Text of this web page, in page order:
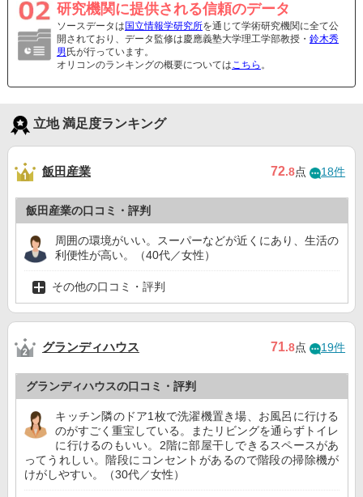
研究機関に提供される信頼のデータ
ソースデータは 国立情報学研究所を通じて学術研究機関に全て公
開されており、データ監修は慶應義塾大学理工学部教授・ 鈴木秀
男 氏が行っています。
オリコンのランキングの概要についてはこちら 。
立地 満足度ランキング
飯田産業 72.8点 18件
飯田産業の口コミ・評判
周囲の環境がいい。スーパーなどが近くにあり、生活の
利便性が高い。（40代／女性）
その他の口コミ・評判
グランディハウス 71.8点 19件
グランディハウスの口コミ・評判
キッチン隣のドア1枚で洗濯機置き場、お風呂に行ける
のがすごく重宝している。またリビングを通らずトイレ
に行けるのもいい。2階に部屋干しできるスペースがあ
ってうれしい。階段にコンセントがあるので階段の掃除機が
けがしやすい。（30代／女性）